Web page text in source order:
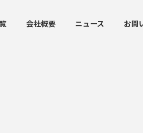
会社概要 ニュース お問